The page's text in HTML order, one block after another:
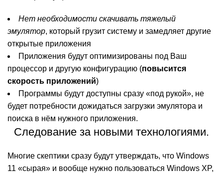
Нет необходимости скачивать тяжелый
эмулятор, который грузит систему и замедляет другие
открытые приложения
Приложения будут оптимизированы под Ваш
процессор и другую конфигурацию (повысится
скорость приложений)
Программы будут доступны сразу «под рукой», не
будет потребности дожидаться загрузки эмулятора и
поиска в нём нужного приложения.
Следование за новыми технологиями.
Многие скептики сразу будут утверждать, что Windows
11 «сырая» и вообще нужно пользоваться Windows XP,